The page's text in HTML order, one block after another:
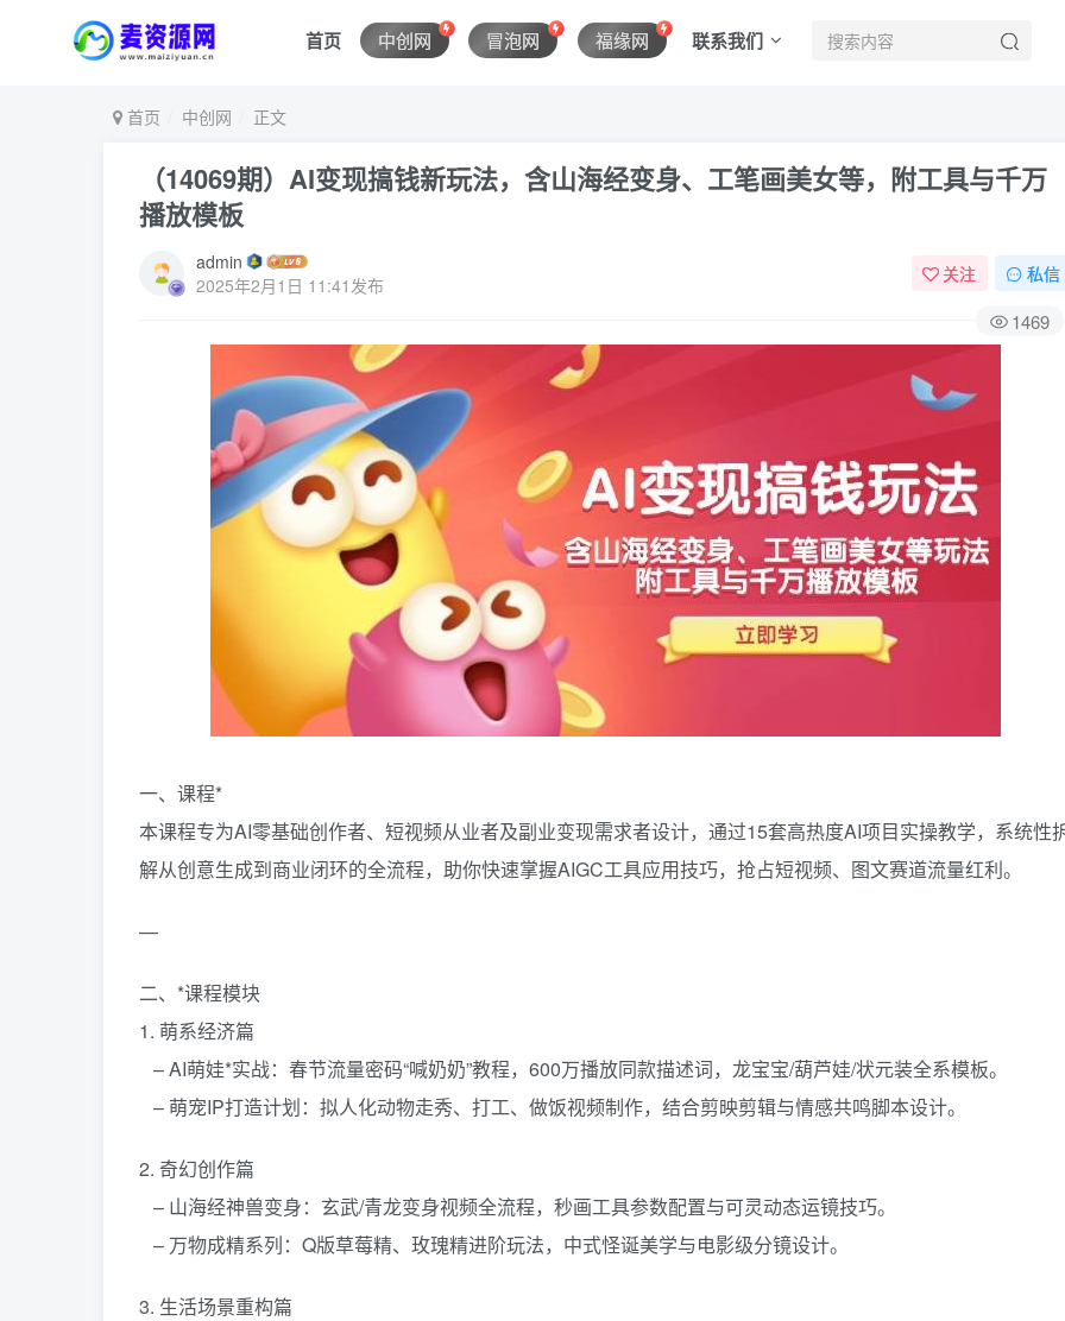
首页 中创网 冒泡网 福缘网 联系我们
首页 中创网 正文
（14069期）AI变现搞钱新玩法，含山海经变身、工笔画美女等，附工具与千万
播放模板
admin
2025年2月1日 11:41发布
关注 私信
1469
一、课程*
本课程专为AI零基础创作者、短视频从业者及副业变现需求者设计，通过15套高热度AI项目实操教学，系统性
解从创意生成到商业闭环的全流程，助你快速掌握AIGC工具应用技巧，抢占短视频、图文赛道流量红利。
—
二、*课程模块
1. 萌系经济篇
– AI萌娃*实战：春节流量密码“喊奶奶”教程，600万播放同款描述词，龙宝宝/葫芦娃/状元装全系模板。
– 萌宠IP打造计划：拟人化动物走秀、打工、做饭视频制作，结合剪映剪辑与情感共鸣脚本设计。
2. 奇幻创作篇
– 山海经神兽变身：玄武/青龙变身视频全流程，秒画工具参数配置与可灵动态运镜技巧。
– 万物成精系列：Q版草莓精、玫瑰精进阶玩法，中式怪诞美学与电影级分镜设计。
3. 生活场景重构篇